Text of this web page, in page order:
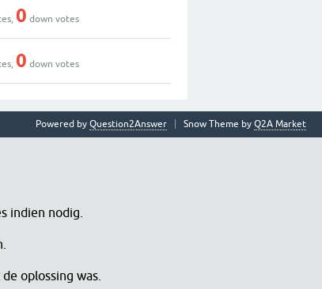
0 down votes
0 down votes
Snow Theme by Q2A Market
Powered by Question2Answer
indien nodig.
oplossing was.